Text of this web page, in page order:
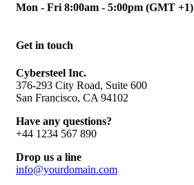
Mon - Fri 8:00am - 5:00pm (GMT +1)
Get in touch
Cybersteel Inc.
376-293 City Road, Suite 600
San Francisco, CA 94102
Have any questions?
+44 1234 567 890
Drop us a line
info@yourdomain.com